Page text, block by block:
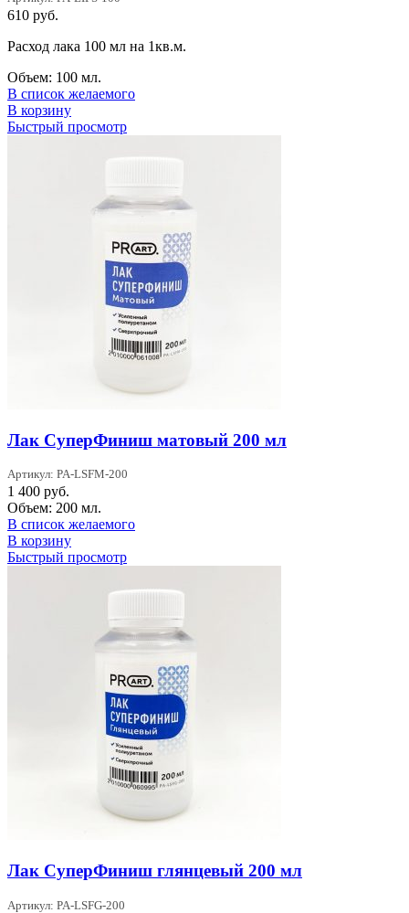
610 руб.
Расход лака 100 мл на 1кв.м.
Объем: 100 мл.
В список желаемого
В корзину
Быстрый просмотр
Лак СуперФиниш матовый 200 мл
Артикул: PA-LSFM-200
1 400 руб.
Объем: 200 мл.
В список желаемого
В корзину
Быстрый просмотр
Лак СуперФиниш глянцевый 200 мл
Артикул: PA-LSFG-200